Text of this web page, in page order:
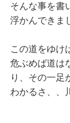
そんな事を書
浮かんできま
この道をゆけ
危ぶめば道は
り、その一
わかるさ、、